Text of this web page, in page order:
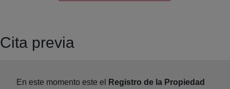
Cita previa
En este momento este el
Registro de la Propiedad